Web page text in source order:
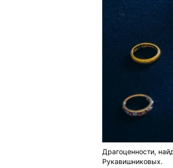
Драгоценности,
Рукавишниковых.